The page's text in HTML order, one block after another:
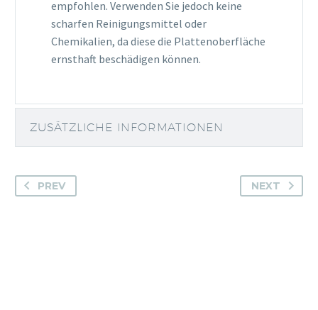
empfohlen. Verwenden Sie jedoch keine
scharfen Reinigungsmittel oder
Chemikalien, da diese die Plattenoberfläche
ernsthaft beschädigen können.
ZUSÄTZLICHE INFORMATIONEN
PREV NEXT